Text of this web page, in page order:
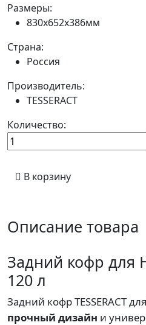
Размеры:
830x652x386мм
Страна:
Россия
Производитель:
TESSERACT
Количество:
В корзину
Описание товара
Задний кофр для
120 л
Задний кофр TESSERACT для
прочный дизайн и